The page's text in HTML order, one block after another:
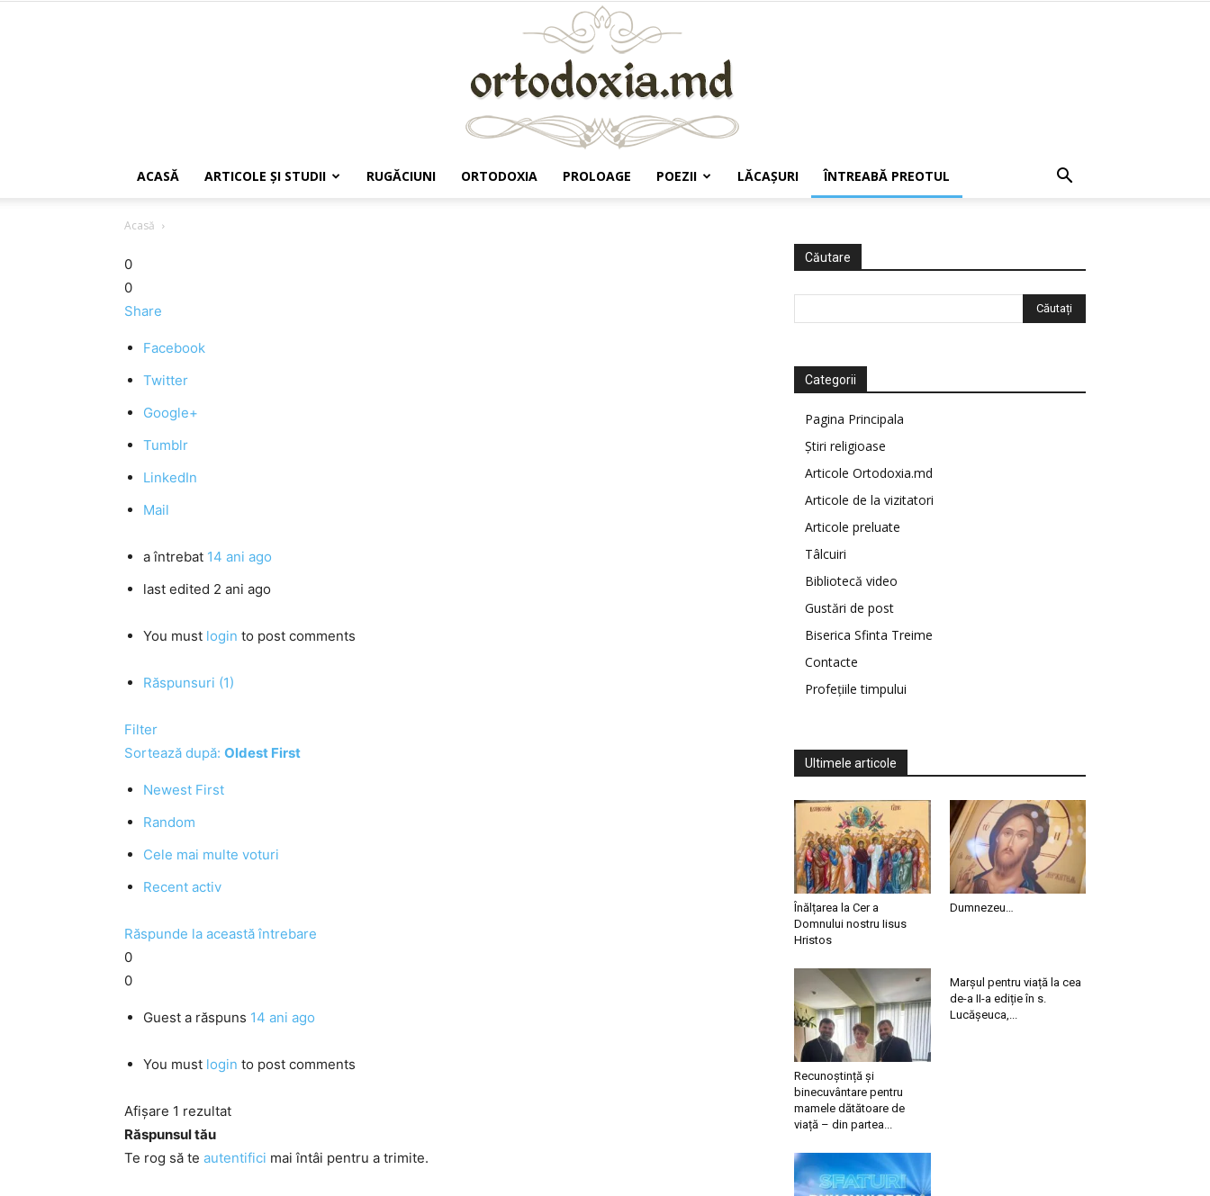
ACASĂ ARTICOLE ŞI STUDII RUGĂCIUNI ORTODOXIA PROLOAGE POEZII LĂCAŞURI ÎNTREABĂ PREOTUL
Acasă
0
0
Share
Facebook
Twitter
Google+
Tumblr
LinkedIn
Mail
a întrebat 14 ani ago
last edited 2 ani ago
You must login to post comments
Răspunsuri (1)
Filter
Sortează după: Oldest First
Newest First
Random
Cele mai multe voturi
Recent activ
Răspunde la această întrebare
0
0
Guest a răspuns 14 ani ago
You must login to post comments
Afișare 1 rezultat
Răspunsul tău
Te rog să te autentifici mai întâi pentru a trimite.
Căutare
Categorii
Pagina Principala
Știri religioase
Articole Ortodoxia.md
Articole de la vizitatori
Articole preluate
Tâlcuiri
Bibliotecă video
Gustări de post
Biserica Sfinta Treime
Contacte
Profețiile timpului
Ultimele articole
Înălțarea la Cer a
Domnului nostru Iisus
Hristos
Dumnezeu…
Recunoștință și
binecuvântare pentru
mamele dătătoare de
viață – din partea...
Marșul pentru viață la cea
de-a II-a ediție în s.
Lucășeuca,...